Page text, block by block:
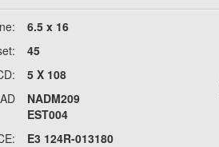
6.5 x 16
45
5 X 108
NADM209
EST004
E3 124R-013180